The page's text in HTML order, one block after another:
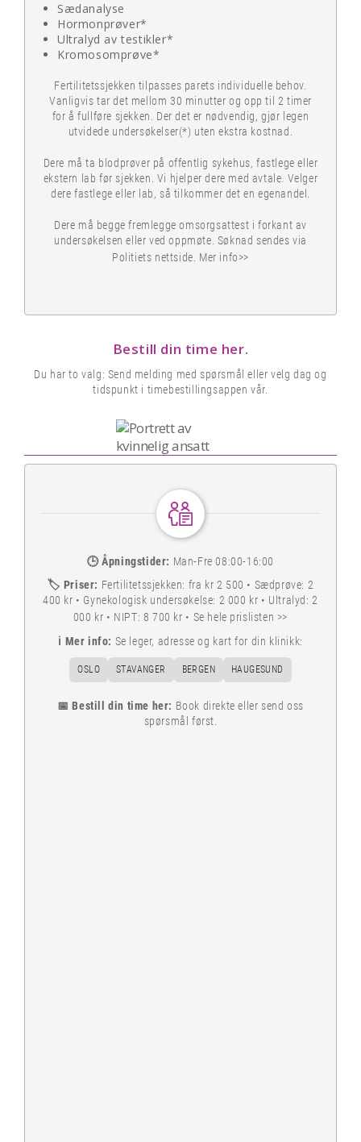
Sædanalyse
Hormonprøver*
Ultralyd av testikler*
Kromosomprøve*
Fertilitetssjekken tilpasses parets individuelle behov.
Vanligvis tar det mellom 30 minutter og opp til 2 timer
for å fullføre sjekken. Der det er nødvendig, gjør legen
utvidede undersøkelser(*) uten ekstra kostnad.
Dere må ta blodprøver på offentlig sykehus, fastlege eller
ekstern lab før sjekken. Vi hjelper dere med avtale. Velger
dere fastlege eller lab, så tilkommer det en egenandel.
Dere må begge fremlegge omsorgsattest i forkant av
undersøkelsen eller ved oppmøte. Søknad sendes via
Politiets nettside. Mer info>>
Bestill din time her.
Du har to valg: Send melding med spørsmål eller velg dag og
tidspunkt i timebestillingsappen vår.
🕒 Åpningstider: Man-Fre 08:00-16:00
🏷️ Priser: Fertilitetssjekken: fra kr 2 500 • Sædprøve: 2
400 kr • Gynekologisk undersøkelse: 2 000 kr • Ultralyd: 2
000 kr • NIPT: 8 700 kr • Se hele prislisten >>
ℹ️ Mer info: Se leger, adresse og kart for din klinikk:
OSLO STAVANGER BERGEN HAUGESUND
📅 Bestill din time her: Book direkte eller send oss
spørsmål først.